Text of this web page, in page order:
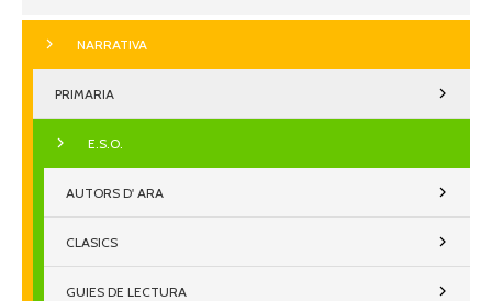
NARRATIVA
PRIMARIA
E.S.O.
AUTORS D' ARA
CLASICS
GUIES DE LECTURA